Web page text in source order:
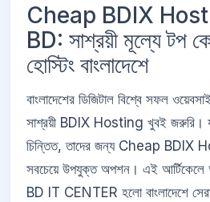
Cheap BDIX
BD: সাশ্রয়ী মূল্যে টপ
হোস্টিং বাংলাদেশে
বাংলাদেশের ডিজিটাল বিশ্বে সফল
সাশ্রয়ী BDIX Hosting খুবই জরুরি।
চিন্তিত, তাদের জন্য Cheap
সবচেয়ে উপযুক্ত অপশন। এই
BD IT CENTER হলো বাংলাদেশে